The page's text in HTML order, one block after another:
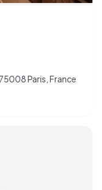
Paris, France